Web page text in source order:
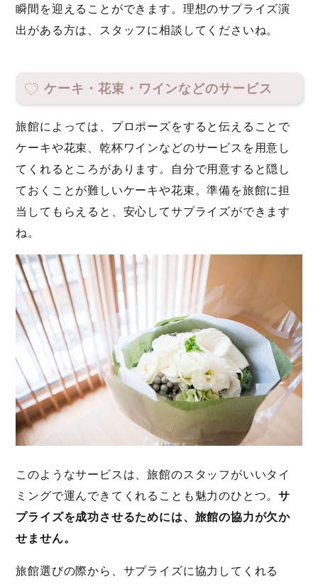
瞬間を迎えることができます。理想のサプライズ演
出がある方は、スタッフに相談してくださいね。
ケーキ・花束・ワインなどのサービス
旅館によっては、プロポーズをすると伝えることで
ケーキや花束、乾杯ワインなどのサービスを用意し
てくれるところがあります。自分で用意すると隠し
ておくことが難しいケーキや花束。準備を旅館に担
当してもらえると、安心してサプライズができます
ね。
このようなサービスは、旅館のスタッフがいいタイ
ミングで運んできてくれることも魅力のひとつ。サ
プライズを成功させるためには、旅館の協力が欠か
せません。
旅館選びの際から、サプライズに協力してくれる